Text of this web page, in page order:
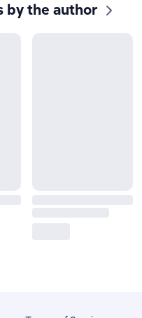
by the author